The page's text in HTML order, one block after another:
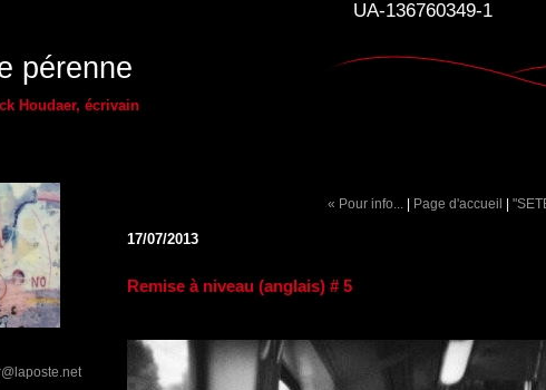
UA-136760349-1
pérenne
Houdaer, écrivain
« Pour info... | Page d'accueil |
17/07/2013
Remise à niveau (anglais) # 5